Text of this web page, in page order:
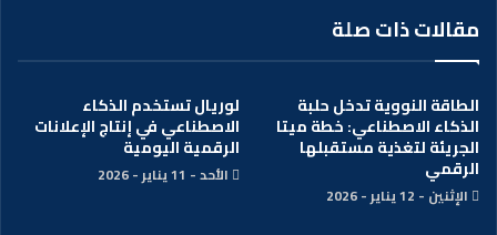
مقالات ذات صلة
الطاقة النووية تدخل حلبة
الذكاء الاصطناعي: خطة ميتا
الجريئة لتغذية مستقبلها
الرقمي
الإثنين - 12 يناير - 2026
لوريال تستخدم الذكاء
الاصطناعي في إنتاج الإعلانات
الرقمية اليومية
الأحد - 11 يناير - 2026